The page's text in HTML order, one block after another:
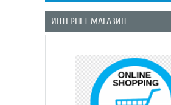
ИНТЕРНЕТ МАГАЗИН